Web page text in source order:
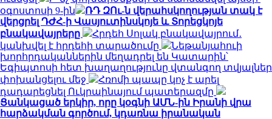
օգոստոսի 9-ին
ՌԴ ԶՈւ-ն վերահսկողության տակ է
վերցրել ԴԺՀ-ի Վասյուտինսկոյե և Տորեցկոյե
բնակավայրերը
Հրդեհ Սոլակ բնակավայրում․
կանխվել է հրդեհի տարածումը
Նեթանյահուի
խորհրդականներին մեղադրել են Կատարին՝
Եգիպտոսի հետ խաղաղությունը վտանգող տվյալներ
փոխանցելու մեջ
Հռոմի պապը կոչ է արել
դադարեցնել Ուկրաինայում պատերազմը
Ցանկացած երկիր, որը կօգնի ԱՄՆ-ին Իրանի վրա
հարձակման գործում, կդառնա իրանական